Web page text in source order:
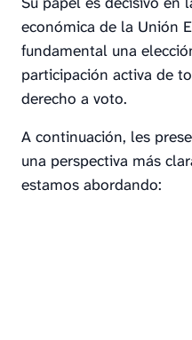
económica de la Unión
fundamental una
participación activa de
derecho a voto.
A continuación, les
una perspectiva más
estamos abordando: